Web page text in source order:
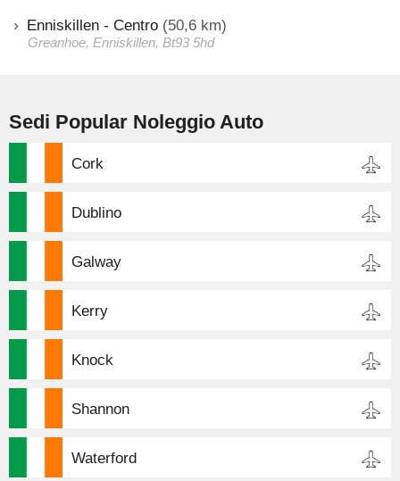
Enniskillen - Centro (50,6 km)
Greanhoe, Enniskillen, Bt93 5hd
Sedi Popular Noleggio Auto
Cork
Dublino
Galway
Kerry
Knock
Shannon
Waterford